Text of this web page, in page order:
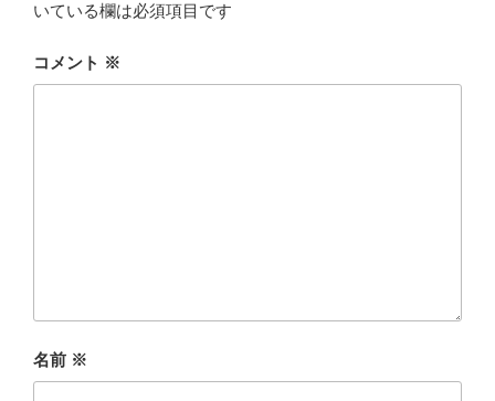
いている欄は必須項目です
コメント ※
名前 ※